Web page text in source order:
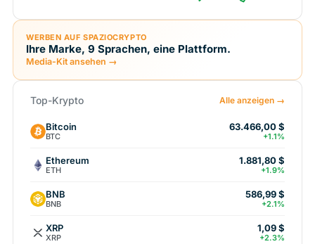
WERBEN AUF SPAZIOCRYPTO
Ihre Marke, 9 Sprachen, eine Plattform.
Media-Kit ansehen →
Top-Krypto Alle anzeigen →
Bitcoin
BTC
63.466,00 $
+1.1%
Ethereum
ETH
1.881,80 $
+1.9%
BNB
BNB
586,99 $
+2.1%
XRP
XRP
1,09 $
+2.3%